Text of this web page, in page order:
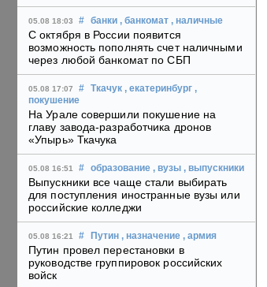
05.08 18:03 # банки , банкомат , наличные
С октября в России появится
возможность пополнять счет наличными
через любой банкомат по СБП
05.08 17:07 # Ткачук , екатеринбург ,
покушение
На Урале совершили покушение на
главу завода-разработчика дронов
«Упырь» Ткачука
05.08 16:51 # образование , вузы , выпускники
Выпускники все чаще стали выбирать
для поступления иностранные вузы или
российские колледжи
05.08 16:21 # Путин , назначение , армия
Путин провел перестановки в
руководстве группировок российских
войск